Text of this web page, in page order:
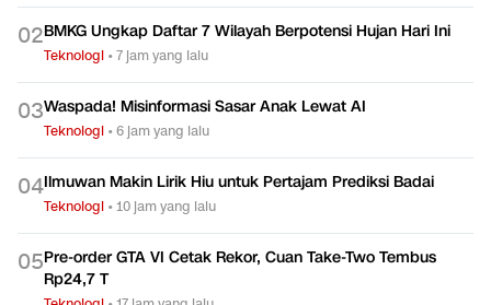
02BMKG Ungkap Daftar 7 Wilayah Berpotensi Hujan Hari Ini
Teknologi •7 jam yang lalu
03Waspada! Misinformasi Sasar Anak Lewat AI
Teknologi •6 jam yang lalu
04Ilmuwan Makin Lirik Hiu untuk Pertajam Prediksi Badai
Teknologi •10 jam yang lalu
05Pre-order GTA VI Cetak Rekor, Cuan Take-Two Tembus
Rp24,7 T